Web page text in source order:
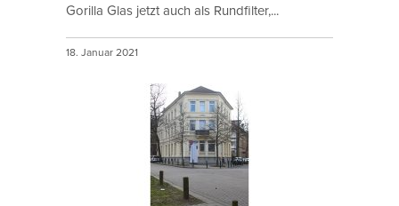
Gorilla Glas jetzt auch als Rundfilter,...
18. Januar 2021